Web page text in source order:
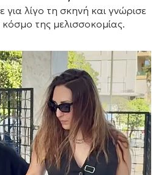
λίγο τη σκηνή και γνώρισε
της μελισσοκομίας.